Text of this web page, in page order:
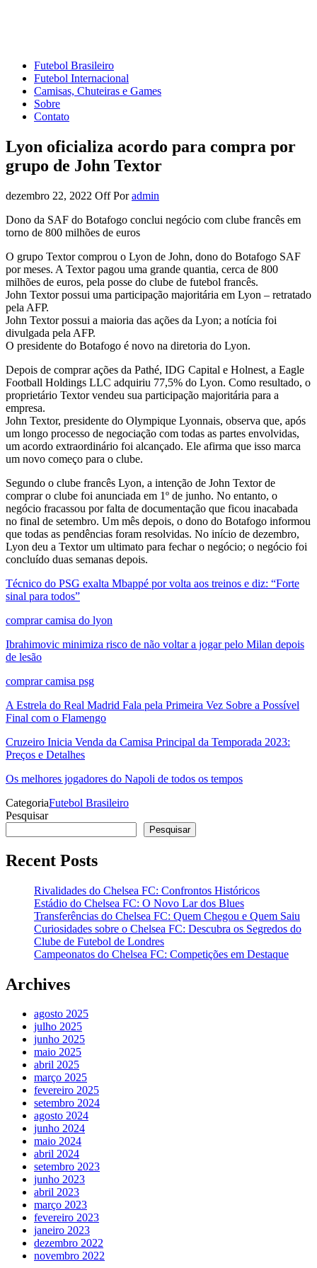
Futebol Brasileiro
Futebol Internacional
Camisas, Chuteiras e Games
Sobre
Contato
Lyon oficializa acordo para compra por
grupo de John Textor
dezembro 22, 2022 OffPor admin
Dono da SAF do Botafogo conclui negócio com clube francês em
torno de 800 milhões de euros
O grupo Textor comprou o Lyon de John, dono do Botafogo SAF
por meses. A Textor pagou uma grande quantia, cerca de 800
milhões de euros, pela posse do clube de futebol francês.
John Textor possui uma participação majoritária em Lyon – retratado
pela AFP.
John Textor possui a maioria das ações da Lyon; a notícia foi
divulgada pela AFP.
O presidente do Botafogo é novo na diretoria do Lyon.
Depois de comprar ações da Pathé, IDG Capital e Holnest, a Eagle
Football Holdings LLC adquiriu 77,5% do Lyon. Como resultado, o
proprietário Textor vendeu sua participação majoritária para a
empresa.
John Textor, presidente do Olympique Lyonnais, observa que, após
um longo processo de negociação com todas as partes envolvidas,
um acordo extraordinário foi alcançado. Ele afirma que isso marca
um novo começo para o clube.
Segundo o clube francês Lyon, a intenção de John Textor de
comprar o clube foi anunciada em 1º de junho. No entanto, o
negócio fracassou por falta de documentação que ficou inacabada
no final de setembro. Um mês depois, o dono do Botafogo informou
que todas as pendências foram resolvidas. No início de dezembro,
Lyon deu a Textor um ultimato para fechar o negócio; o negócio foi
concluído duas semanas depois.
Técnico do PSG exalta Mbappé por volta aos treinos e diz: “Forte
sinal para todos”
comprar camisa do lyon
Ibrahimovic minimiza risco de não voltar a jogar pelo Milan depois
de lesão
comprar camisa psg
A Estrela do Real Madrid Fala pela Primeira Vez Sobre a Possível
Final com o Flamengo
Cruzeiro Inicia Venda da Camisa Principal da Temporada 2023:
Preços e Detalhes
Os melhores jogadores do Napoli de todos os tempos
CategoriaFutebol Brasileiro
Pesquisar
Pesquisar
Recent Posts
Rivalidades do Chelsea FC: Confrontos Históricos
Estádio do Chelsea FC: O Novo Lar dos Blues
Transferências do Chelsea FC: Quem Chegou e Quem Saiu
Curiosidades sobre o Chelsea FC: Descubra os Segredos do
Clube de Futebol de Londres
Campeonatos do Chelsea FC: Competições em Destaque
Archives
agosto 2025
julho 2025
junho 2025
maio 2025
abril 2025
março 2025
fevereiro 2025
setembro 2024
agosto 2024
junho 2024
maio 2024
abril 2024
setembro 2023
junho 2023
abril 2023
março 2023
fevereiro 2023
janeiro 2023
dezembro 2022
novembro 2022